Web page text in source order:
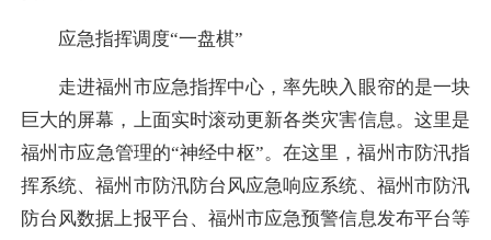
应急指挥调度“一盘棋”
走进福州市应急指挥中心，率先映入眼帘的是一块
巨大的屏幕，上面实时滚动更新各类灾害信息。这里是
福州市应急管理的“神经中枢”。在这里，福州市防汛指
挥系统、福州市防汛防台风应急响应系统、福州市防汛
防台风数据上报平台、福州市应急预警信息发布平台等